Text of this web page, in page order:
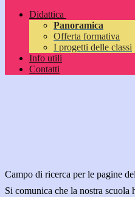
Didattica
Panoramica
Offerta formativa
I progetti delle classi
Info utili
Contatti
Campo di ricerca per le pagine
Si comunica che la nostra